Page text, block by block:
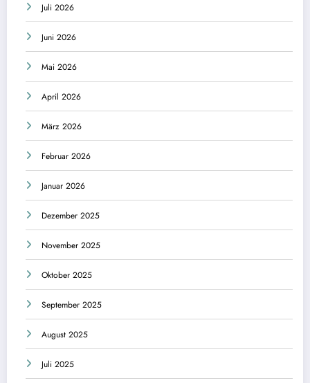
Juli 2026
Juni 2026
Mai 2026
April 2026
März 2026
Februar 2026
Januar 2026
Dezember 2025
November 2025
Oktober 2025
September 2025
August 2025
Juli 2025